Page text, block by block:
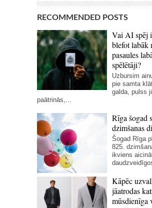
RECOMMENDED POSTS
Vai AI spēj
blefot labāk
pasaules
spēlētāji?
Uzbursim
pie samta
galda, pulss
paātrinās,...
Rīga šogad
dzimšanas
Šogad Rīga
825.
ikviens
Kāpēc
jāatrodas
mūsdienīga